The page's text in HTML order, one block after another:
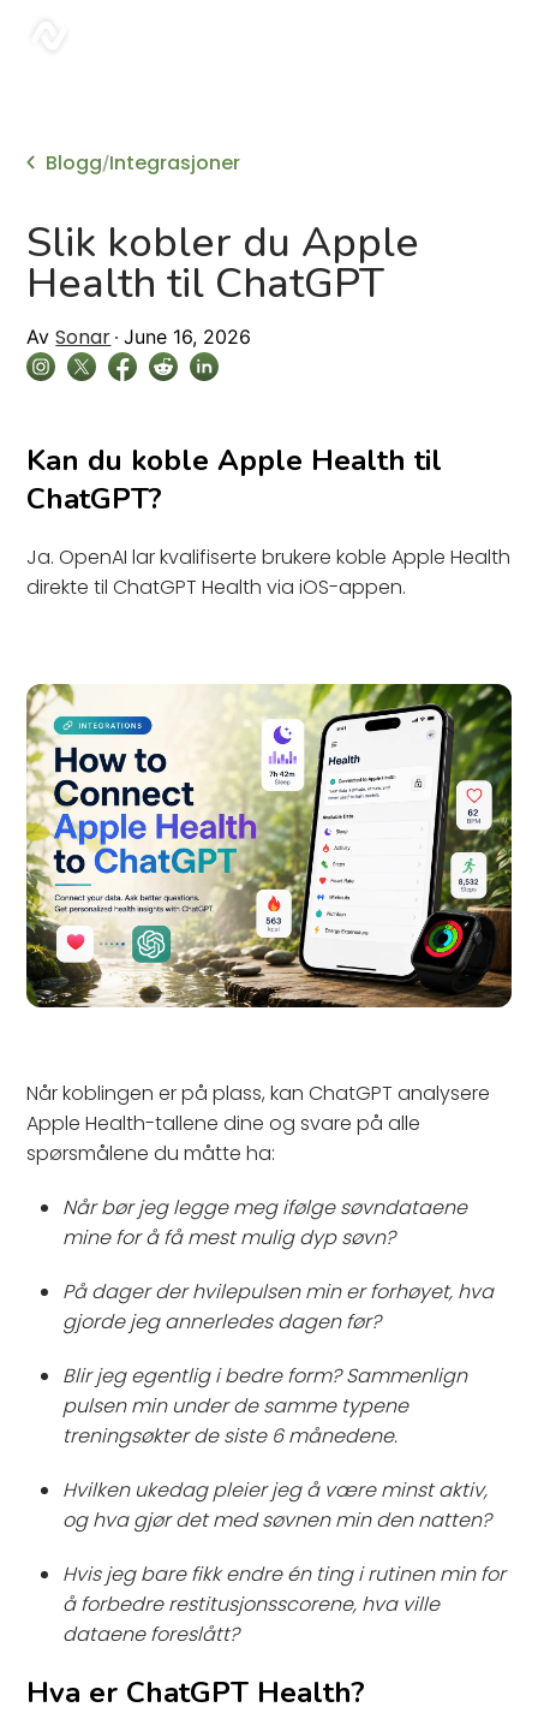
Blogg/Integrasjoner
Slik kobler du Apple
Health til ChatGPT
Av Sonar June 16, 2026
Kan du koble Apple Health til
ChatGPT?
Ja. OpenAI lar kvalifiserte brukere koble Apple Health
direkte til ChatGPT Health via iOS-appen.
Når koblingen er på plass, kan ChatGPT analysere
Apple Health-tallene dine og svare på alle
spørsmålene du måtte ha:
Når bør jeg legge meg ifølge søvndataene
mine for å få mest mulig dyp søvn?
På dager der hvilepulsen min er forhøyet, hva
gjorde jeg annerledes dagen før?
Blir jeg egentlig i bedre form? Sammenlign
pulsen min under de samme typene
treningsøkter de siste 6 månedene.
Hvilken ukedag pleier jeg å være minst aktiv,
og hva gjør det med søvnen min den natten?
Hvis jeg bare fikk endre én ting i rutinen min for
å forbedre restitusjonsscorene, hva ville
dataene foreslått?
Hva er ChatGPT Health?